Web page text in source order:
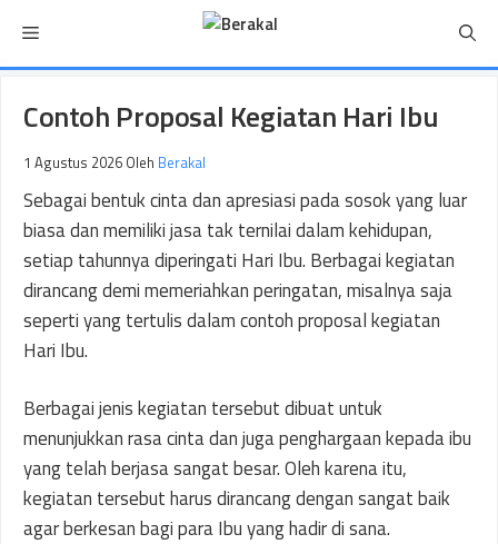
isi
Menu
Contoh Proposal Kegiatan Hari Ibu
1 Agustus 2026 Oleh Berakal
Sebagai bentuk cinta dan apresiasi pada sosok yang luar
biasa dan memiliki jasa tak ternilai dalam kehidupan,
setiap tahunnya diperingati Hari Ibu. Berbagai kegiatan
dirancang demi memeriahkan peringatan, misalnya saja
seperti yang tertulis dalam contoh proposal kegiatan
Hari Ibu.
Berbagai jenis kegiatan tersebut dibuat untuk
menunjukkan rasa cinta dan juga penghargaan kepada ibu
yang telah berjasa sangat besar. Oleh karena itu,
kegiatan tersebut harus dirancang dengan sangat baik
agar berkesan bagi para Ibu yang hadir di sana.